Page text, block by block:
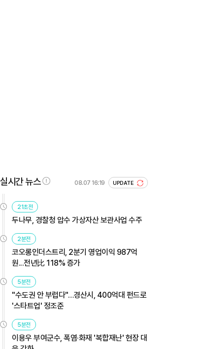
실시간 뉴스 08.07 16:19 UPDATE
21초전
두나무, 경찰청 압수 가상자산 보관사업 수주
2분전
코오롱인더스트리, 2분기 영업이익 987억
원...전년比 118% 증가
5분전
"수도권 안 부럽다"…경산시, 400억대 펀드로
'스타트업' 정조준
5분전
이용우 부여군수, 폭염·화재 '복합재난' 현장 대